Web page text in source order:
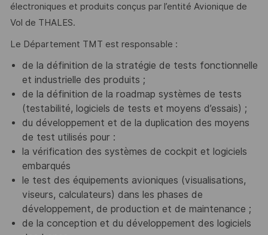
électroniques et produits conçus par l’entité Avionique de
Vol de THALES.
Le Département TMT est responsable :
de la définition de la stratégie de tests fonctionnelle
et industrielle des produits ;
de la définition de la roadmap systèmes de tests
(testabilité, logiciels de tests et moyens d’essais) ;
du développement et de la duplication des moyens
de test utilisés pour :
la vérification des systèmes de cockpit et logiciels
embarqués
le test des équipements avioniques (visualisations,
viseurs, calculateurs) dans les phases de
développement, de production et de maintenance ;
de la conception et du développement des logiciels